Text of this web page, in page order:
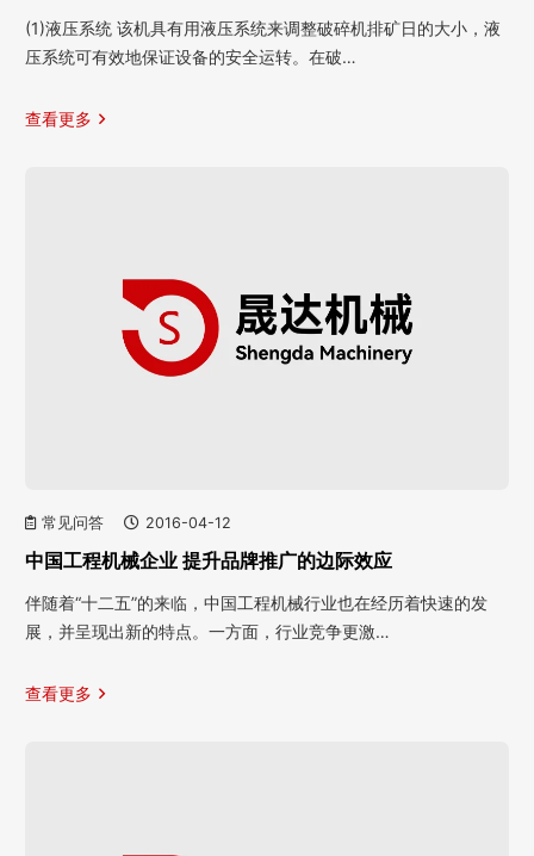
(1)液压系统 该机具有用液压系统来调整破碎机排矿日的大小，液
压系统可有效地保证设备的安全运转。在破…
查看更多
常见问答 2016-04-12
中国工程机械企业 提升品牌推广的边际效应
伴随着“十二五”的来临，中国工程机械行业也在经历着快速的发
展，并呈现出新的特点。一方面，行业竞争更激…
查看更多